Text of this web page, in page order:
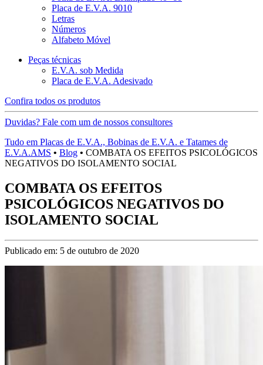
Placa de E.V.A. 9010
Letras
Números
Alfabeto Móvel
Peças técnicas
E.V.A. sob Medida
Placa de E.V.A. Adesivado
Confira todos os produtos
Duvidas? Fale com um de nossos consultores
Tudo em Placas de E.V.A., Bobinas de E.V.A. e Tatames de
E.V.A.AMS • Blog • COMBATA OS EFEITOS PSICOLÓGICOS
NEGATIVOS DO ISOLAMENTO SOCIAL
COMBATA OS EFEITOS
PSICOLÓGICOS NEGATIVOS DO
ISOLAMENTO SOCIAL
Publicado em: 5 de outubro de 2020